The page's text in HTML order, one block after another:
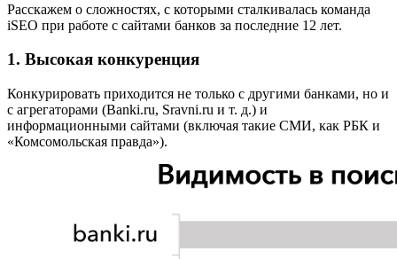
Расскажем о сложностях, с которыми сталкивалась команда
iSEO при работе с сайтами банков за последние 12 лет.
1. Высокая конкуренция
Конкурировать приходится не только с другими банками, но и
с агрегаторами (Banki.ru, Sravni.ru и т. д.) и
информационными сайтами (включая такие СМИ, как РБК и
«Комсомольская правда»).